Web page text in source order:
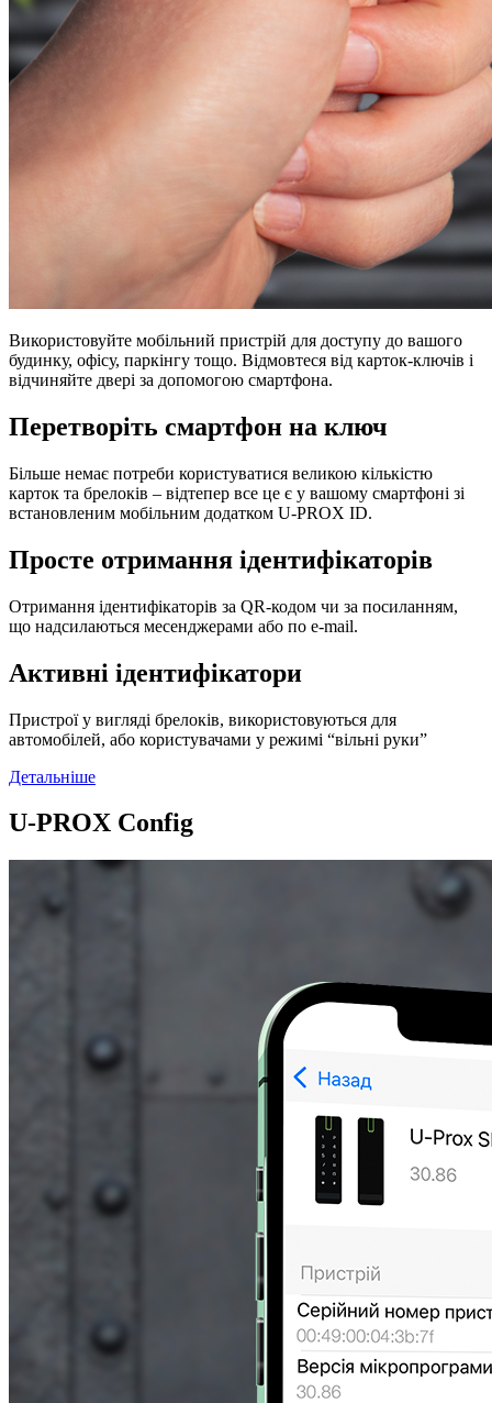
Використовуйте мобільний пристрій для доступу до вашого
будинку, офісу, паркінгу тощо. Відмовтеся від карток-ключів і
відчиняйте двері за допомогою смартфона.
Перетворіть смартфон на ключ
Більше немає потреби користуватися великою кількістю
карток та брелоків – відтепер все це є у вашому смартфоні зі
встановленим мобільним додатком U-PROX ID.
Просте отримання ідентифікаторів
Отримання ідентифікаторів за QR-кодом чи за посиланням,
що надсилаються месенджерами або по e-mail.
Активні ідентифікатори
Пристрої у вигляді брелоків, використовуються для
автомобілей, або користувачами у режимі “вільні руки”
Детальніше
U-PROX Config